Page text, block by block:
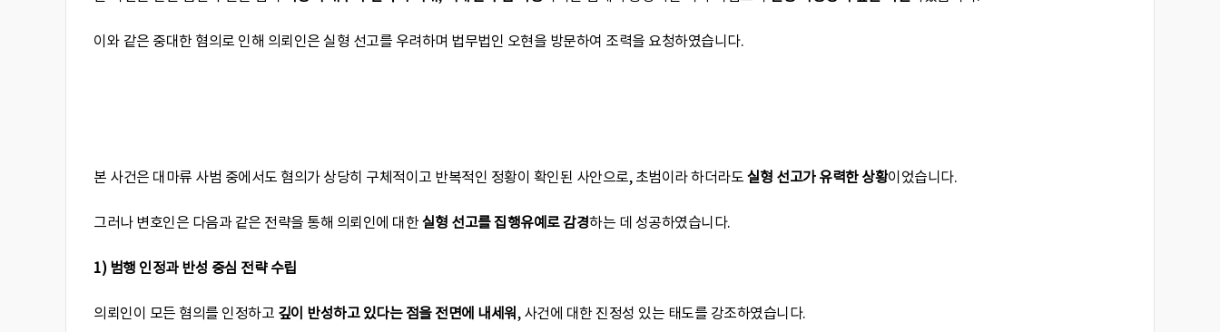
이와 같은 중대한 혐의로 인해 의뢰인은 실형 선고를 우려하며 법무법인 오현을 방문하여 조력을 요청하였습니다.
본 사건은 대마류 사범 중에서도 혐의가 상당히 구체적이고 반복적인 정황이 확인된 사안으로, 초범이라 하더라도 실형 선고가 유력한 상황이었습니다.
그러나 변호인은 다음과 같은 전략을 통해 의뢰인에 대한실형 선고를 집행유예로 감경하는 데 성공하였습니다.
1) 범행 인정과 반성 중심 전략 수립
의뢰인이 모든 혐의를 인정하고 깊이 반성하고 있다는 점을 전면에 내세워 , 사건에 대한 진정성 있는 태도를 강조하였습니다.